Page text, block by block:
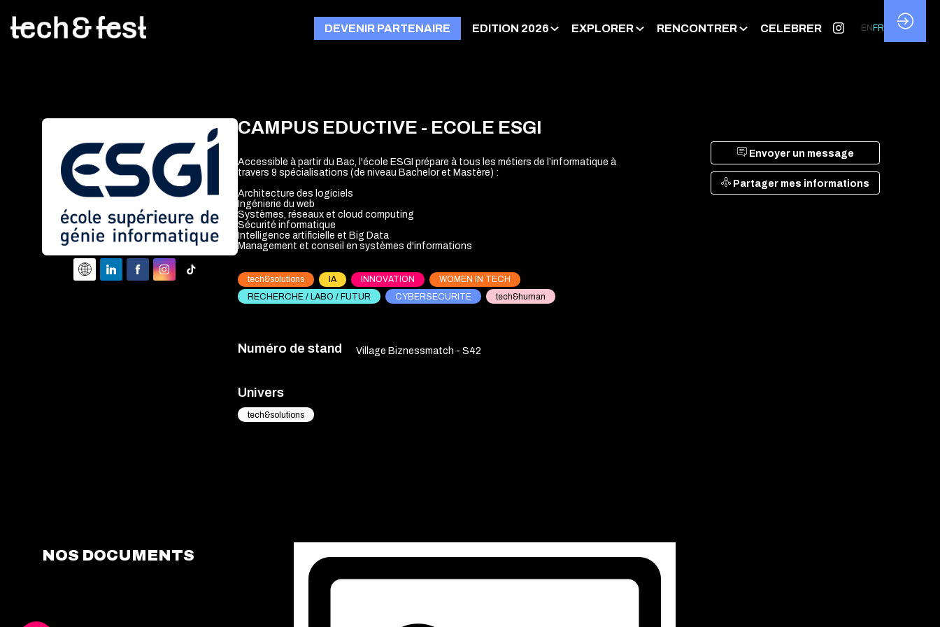
DEVENIR PARTENAIRE EDITION 2026 EXPLORER RENCONTRER CELEBRER EN FR
Envoyer un message
Partager mes informations
CAMPUS EDUCTIVE - ECOLE ESGI
Accessible à partir du Bac, l'école ESGI prépare à tous les métiers de l’informatique à
travers 9 spécialisations (de niveau Bachelor et Mastère) :
Architecture des logiciels
Ingénierie du web
Systèmes, réseaux et cloud computing
Sécurité informatique
Intelligence artificielle et Big Data
Management et conseil en systèmes d'informations
tech&solutions IA INNOVATION
WOMEN IN TECH
RECHERCHE / LABO / FUTUR
CYBERSECURITE tech&human
Numéro de stand Village Biznessmatch - S42
Univers
tech&solutions
NOS DOCUMENTS